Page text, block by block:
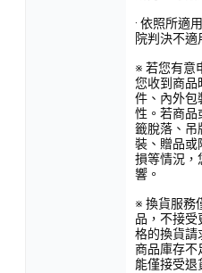
· 依照所適
院判決不適
※ 若您有意
您收到商品
件、內外包
性。若商品
籤脫落、吊
裝、贈品或
損等情況，
響。
※ 換貨服務
品，不接受
格的換貨請
商品庫存不
能僅接受退